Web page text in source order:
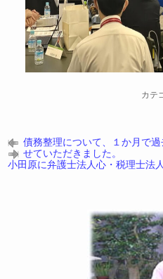
カテ
債務整理について、１か月で
せていただきました。
小田原に弁護士法人心・税理士法